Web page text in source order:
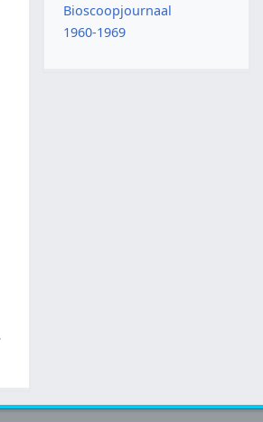
Bioscoopjournaal
1960-1969